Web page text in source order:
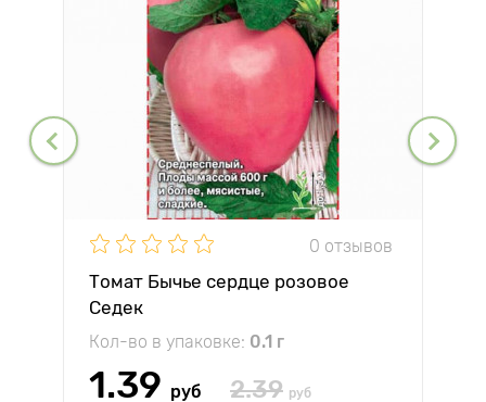
0 отзывов
Томат Бычье сердце розовое
Седек
Кол-во в упаковке: 0.1 г
1.39 руб 2.39 руб